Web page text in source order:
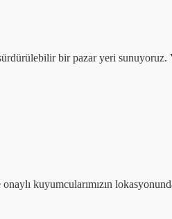
bir pazar yeri
kuyumcularımızın